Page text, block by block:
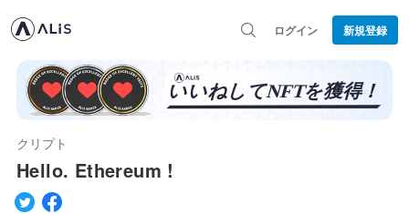
ログイン 新規登録
クリプト
Hello. Ethereum !